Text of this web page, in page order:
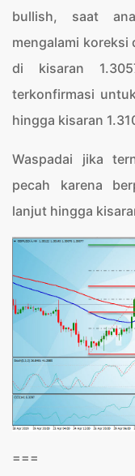
bullish, saat
mengalami koreksi
di kisaran
terkonfirmasi
hingga kisaran
Waspadai jika
pecah karena
lanjut hingga
===